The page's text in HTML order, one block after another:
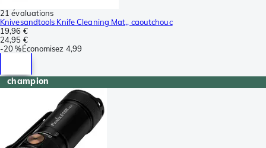
21 évaluations
Knivesandtools Knife Cleaning Mat,, caoutchouc
19,96 €
24,95 €
-20 %Économisez 4,99
champion